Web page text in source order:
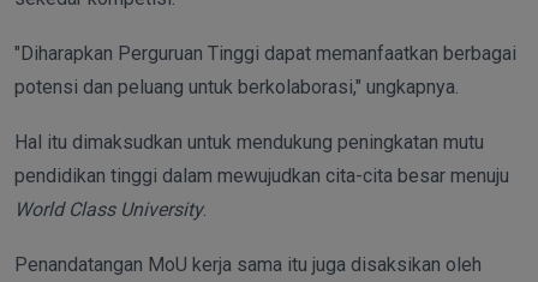
"Diharapkan Perguruan Tinggi dapat memanfaatkan berbagai
potensi dan peluang untuk berkolaborasi," ungkapnya.
Hal itu dimaksudkan untuk mendukung peningkatan mutu
pendidikan tinggi dalam mewujudkan cita-cita besar menuju
World Class University.
Penandatangan MoU kerja sama itu juga disaksikan oleh